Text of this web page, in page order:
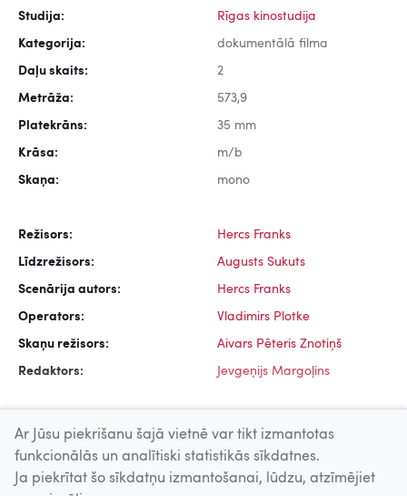
Studija: Rīgas kinostudija
Kategorija: dokumentālā filma
Daļu skaits: 2
Metrāža: 573,9
Platekrāns: 35 mm
Krāsa: m/b
Skaņa: mono
Režisors: Hercs Franks
Līdzrežisors: Augusts Sukuts
Scenārija autors: Hercs Franks
Operators: Vladimirs Plotke
Skaņu režisors: Aivars Pēteris Znotiņš
Redaktors: Jevgeņijs Margoļins
Uz augšu
Ar Jūsu piekrišanu šajā vietnē var tikt izmantotas
funkcionālās un analītiski statistikās sīkdatnes.
Ja piekrītat šo sīkdatņu izmantošanai, lūdzu, atzīmējiet